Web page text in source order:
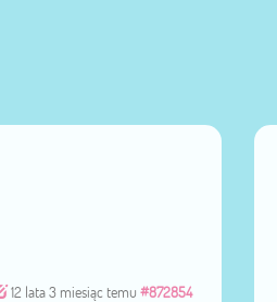
12 lata 3 miesiąc temu #872854